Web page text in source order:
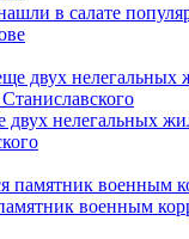
в салате
двух нелегальных
военным